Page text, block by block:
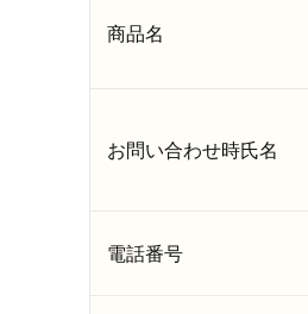
商品名
お問い合わせ時氏名
電話番号